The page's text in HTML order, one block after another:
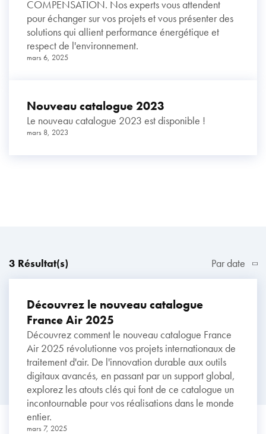
COMPENSATION. Nos experts vous attendent
pour échanger sur vos projets et vous présenter des
solutions qui allient performance énergétique et
respect de l'environnement.
mars 6, 2025
Nouveau catalogue 2023
Le nouveau catalogue 2023 est disponible !
mars 8, 2023
3 Résultat(s) Par date
Découvrez le nouveau catalogue
France Air 2025
Découvrez comment le nouveau catalogue France
Air 2025 révolutionne vos projets internationaux de
traitement d'air. De l'innovation durable aux outils
digitaux avancés, en passant par un support global,
explorez les atouts clés qui font de ce catalogue un
incontournable pour vos réalisations dans le monde
entier.
mars 7, 2025